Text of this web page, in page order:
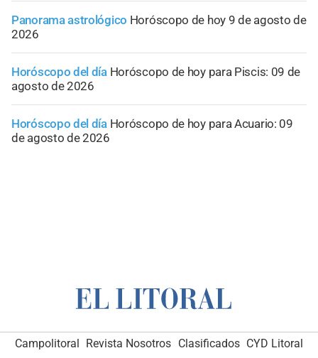
Panorama astrológico Horóscopo de hoy 9 de agosto de
2026
Horóscopo del día Horóscopo de hoy para Piscis: 09 de
agosto de 2026
Horóscopo del día Horóscopo de hoy para Acuario: 09
de agosto de 2026
Campolitoral Revista Nosotros Clasificados CYD Litoral